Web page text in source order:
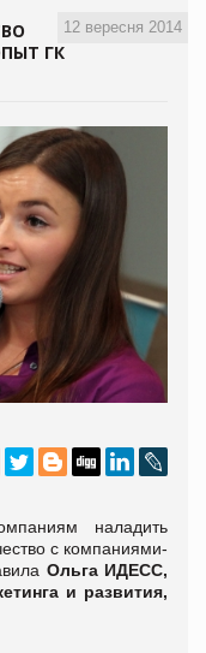
12 вересня 2014
ГК
наладить
с компаниями-
Ольга ИДЕСС,
и развития,